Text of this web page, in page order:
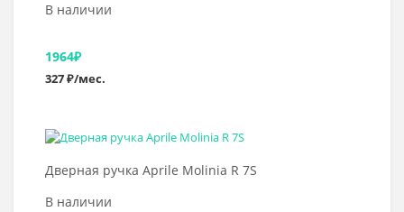
В наличии
1964₽
327 ₽/мес.
Дверная ручка Aprile Molinia R 7S
В наличии
Выбрать >